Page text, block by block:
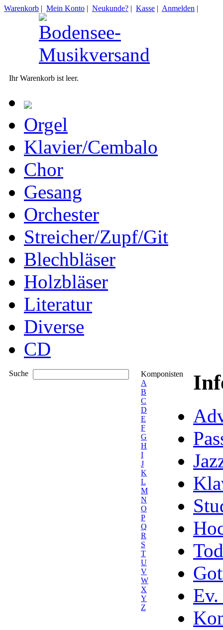
Warenkorb | Mein Konto | Neukunde? | Kasse | Anmelden |
Ihr Warenkorb ist leer.
Orgel
Klavier/Cembalo
Chor
Gesang
Orchester
Streicher/Zupf/Git
Blechbläser
Holzbläser
Literatur
Diverse
CD
Suche
Komponisten
A
B
C
D
E
F
G
H
I
J
K
L
M
N
O
P
Q
R
S
T
U
V
W
X
Y
Z
Ev.